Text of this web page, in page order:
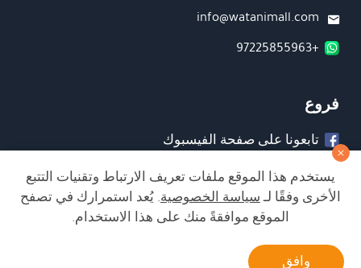
info@watanimall.com
+97225855963
فروع
تابعونا على صفحة الفيسبوك
الشراء من الموقع آمن ويلبي أعلى معايير الأمان
يستخدم هذا الموقع ملفات تعريف الارتباط وتقنيات التتبع
الأخرى وفقًا لـسياسة الخصوصية. يُعد استمرارك في تصفح
الموقع موافقةً منك على هذا الاستخدام.
وافق